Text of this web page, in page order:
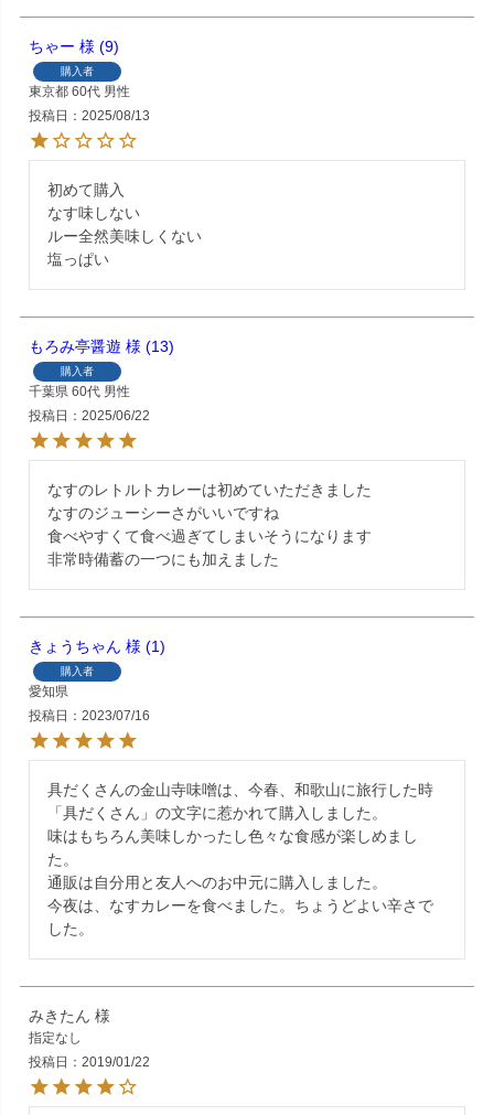
ちゃー 9
購入者
東京都 60代 男性
投稿日
2025/08/13
初めて購入
なす味しない
ルー全然美味しくない
塩っぱい
もろみ亭醤遊 13
購入者
千葉県 60代 男性
投稿日
2025/06/22
なすのレトルトカレーは初めていただきました
なすのジューシーさがいいですね
食べやすくて食べ過ぎてしまいそうになります
非常時備蓄の一つにも加えました
きょうちゃん 1
購入者
愛知県
投稿日
2023/07/16
具だくさんの金山寺味噌は、今春、和歌山に旅行した時
「具だくさん」の文字に惹かれて購入しました。
味はもちろん美味しかったし色々な食感が楽しめまし
た。
通販は自分用と友人へのお中元に購入しました。
今夜は、なすカレーを食べました。ちょうどよい辛さで
した。
みきたん
指定なし
投稿日
2019/01/22